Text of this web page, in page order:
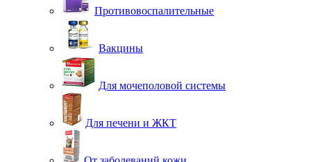
Противовоспалительные
Вакцины
Для мочеполовой системы
Для печени и ЖКТ